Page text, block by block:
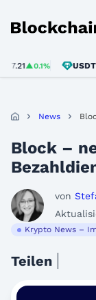
Blockchainwelt
▲0.1% USDT
News
Block –
von
Krypto News –
Teilen